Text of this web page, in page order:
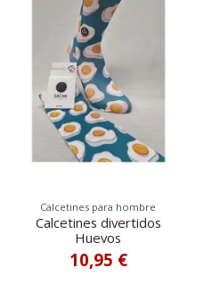
Calcetines para hombre
Calcetines divertidos
Huevos
10,95 €